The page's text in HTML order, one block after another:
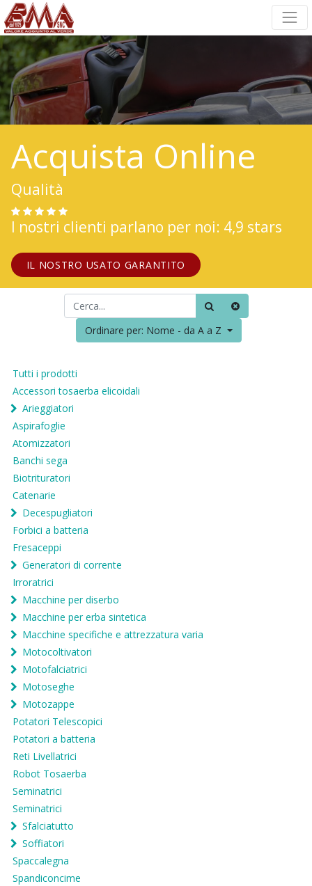
Acquista Online
Qualità
I nostri clienti parlano per noi: 4,9 stars
IL NOSTRO USATO GARANTITO
Ordinare per: Nome - da A a Z
Tutti i prodotti
Accessori tosaerba elicoidali
Arieggiatori
Aspirafoglie
Atomizzatori
Banchi sega
Biotrituratori
Catenarie
Decespugliatori
Forbici a batteria
Fresaceppi
Generatori di corrente
Irroratrici
Macchine per diserbo
Macchine per erba sintetica
Macchine specifiche e attrezzatura varia
Motocoltivatori
Motofalciatrici
Motoseghe
Motozappe
Potatori Telescopici
Potatori a batteria
Reti Livellatrici
Robot Tosaerba
Seminatrici
Seminatrici
Sfalciatutto
Soffiatori
Spaccalegna
Spandiconcime